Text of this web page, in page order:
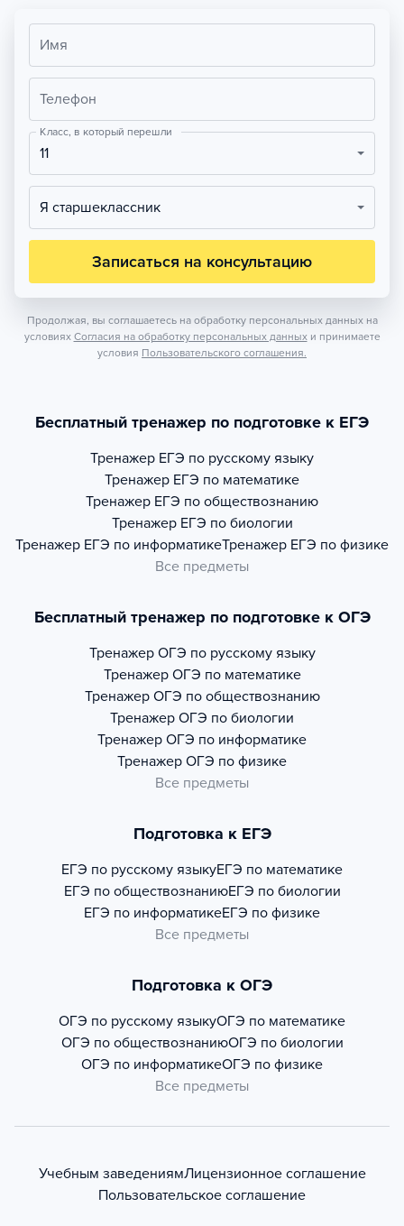
Имя
Телефон
Класс, в который перешли
11
Я старшеклассник
Записаться на консультацию
Продолжая, вы соглашаетесь на обработку персональных данных на
условиях Согласия на обработку персональных данных и принимаете
условия Пользовательского соглашения.
Бесплатный тренажер по подготовке к ЕГЭ
Тренажер ЕГЭ по русскому языку
Тренажер ЕГЭ по математике
Тренажер ЕГЭ по обществознанию
Тренажер ЕГЭ по биологии
Тренажер ЕГЭ по информатикеТренажер ЕГЭ по физике
Все предметы
Бесплатный тренажер по подготовке к ОГЭ
Тренажер ОГЭ по русскому языку
Тренажер ОГЭ по математике
Тренажер ОГЭ по обществознанию
Тренажер ОГЭ по биологии
Тренажер ОГЭ по информатике
Тренажер ОГЭ по физике
Все предметы
Подготовка к ЕГЭ
ЕГЭ по русскому языкуЕГЭ по математике
ЕГЭ по обществознаниюЕГЭ по биологии
ЕГЭ по информатикеЕГЭ по физике
Все предметы
Подготовка к ОГЭ
ОГЭ по русскому языкуОГЭ по математике
ОГЭ по обществознаниюОГЭ по биологии
ОГЭ по информатикеОГЭ по физике
Все предметы
Учебным заведениямЛицензионное соглашение
Пользовательское соглашение